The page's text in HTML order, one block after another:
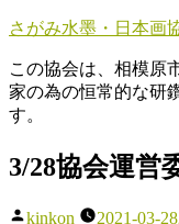
コ
テ
ン
ツ
ス
ッ
さがみ水墨・日本画
この協会は、相模原
家の為の恒常的な研
す。
3/28協会運営
投
kinkon 2021-03-28